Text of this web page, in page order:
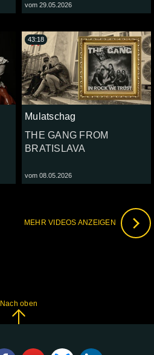
vom 29.05.2026
Mulatschag
THE GANG FROM
BRATISLAVA
vom 08.05.2026
43:18
MEHR VIDEOS ANZEIGEN
Nach oben